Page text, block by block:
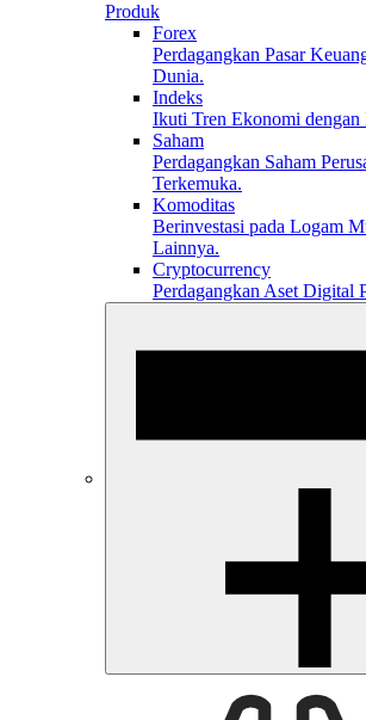
Produk
Forex
Perdagangkan Pasar
Dunia.
Indeks
Ikuti Tren Ekonomi dengan
Saham
Perdagangkan Saham
Terkemuka.
Komoditas
Berinvestasi pada Logam
Lainnya.
Cryptocurrency
Perdagangkan Aset Digital